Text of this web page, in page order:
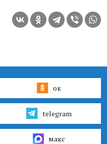
ок
telegram
макс